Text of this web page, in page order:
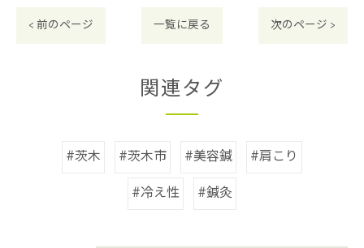
< 前のページ 一覧に戻る 次のページ >
関連タグ
#茨木 #茨木市 #美容鍼
#肩こり
#冷え性
#鍼灸